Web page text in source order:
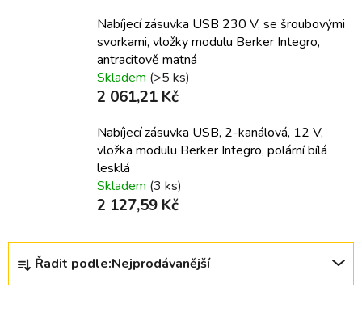
Nabíjecí zásuvka USB 230 V, se šroubovými
svorkami, vložky modulu Berker Integro,
antracitově matná
Skladem (>5 ks)
2 061,21 Kč
Nabíjecí zásuvka USB, 2-kanálová, 12 V,
vložka modulu Berker Integro, polární bílá
lesklá
Skladem (3 ks)
2 127,59 Kč
Ř
z
Řadit podle:Nejprodávanější